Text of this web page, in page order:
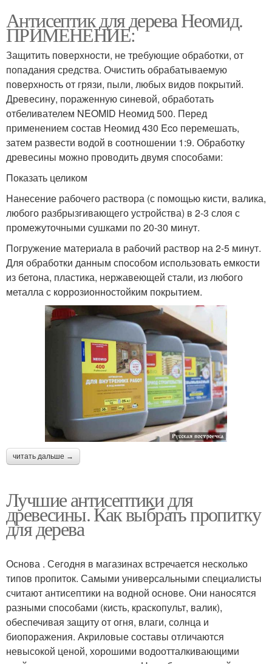
Антисептик для дерева Неомид.
ПРИМЕНЕНИЕ:
Защитить поверхности, не требующие обработки, от
попадания средства. Очистить обрабатываемую
поверхность от грязи, пыли, любых видов покрытий.
Древесину, пораженную синевой, обработать
отбеливателем NEOMID Неомид 500. Перед
применением состав Неомид 430 Eco перемешать,
затем развести водой в соотношении 1:9. Обработку
древесины можно проводить двумя способами:
Показать целиком
Нанесение рабочего раствора (с помощью кисти, валика,
любого разбрызгивающего устройства) в 2-3 слоя с
промежуточными сушками по 20-30 минут.
Погружение материала в рабочий раствор на 2-5 минут.
Для обработки данным способом использовать емкости
из бетона, пластика, нержавеющей стали, из любого
металла с коррозионностойким покрытием.
читать дальше →
Лучшие антисептики для
древесины. Как выбрать пропитку
для дерева
Основа . Сегодня в магазинах встречается несколько
типов пропиток. Самыми универсальными специалисты
считают антисептики на водной основе. Они наносятся
разными способами (кисть, краскопульт, валик),
обеспечивая защиту от огня, влаги, солнца и
биопоражения. Акриловые составы отличаются
невысокой ценой, хорошими водоотталкивающими